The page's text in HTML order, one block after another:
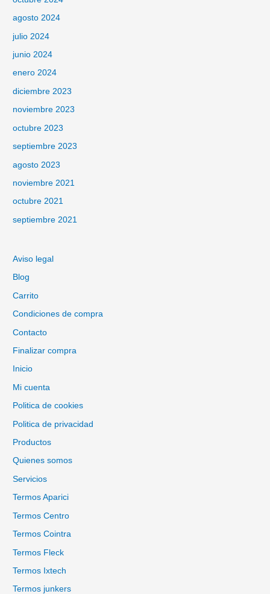
agosto 2024
julio 2024
junio 2024
enero 2024
diciembre 2023
noviembre 2023
octubre 2023
septiembre 2023
agosto 2023
noviembre 2021
octubre 2021
septiembre 2021
Aviso legal
Blog
Carrito
Condiciones de compra
Contacto
Finalizar compra
Inicio
Mi cuenta
Politica de cookies
Politica de privacidad
Productos
Quienes somos
Servicios
Termos Aparici
Termos Centro
Termos Cointra
Termos Fleck
Termos Ixtech
Termos junkers